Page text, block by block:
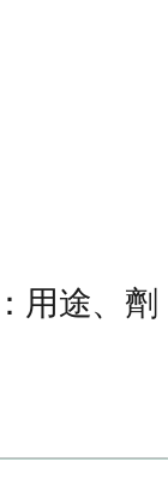
用途、劑